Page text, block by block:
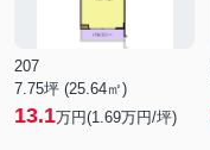
207
7.75坪 (25.64㎡)
13.1万円(1.69万円/坪)